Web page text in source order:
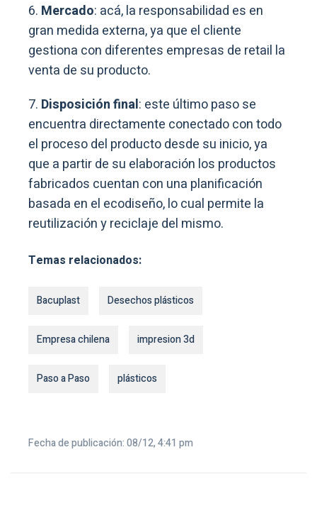
6. Mercado: acá, la responsabilidad es en
gran medida externa, ya que el cliente
gestiona con diferentes empresas de retail la
venta de su producto.
7. Disposición final: este último paso se
encuentra directamente conectado con todo
el proceso del producto desde su inicio, ya
que a partir de su elaboración los productos
fabricados cuentan con una planificación
basada en el ecodiseño, lo cual permite la
reutilización y reciclaje del mismo.
Temas relacionados:
Bacuplast Desechos plásticos
Empresa chilena impresion 3d
Paso a Paso plásticos
Fecha de publicación: 08/12, 4:41 pm